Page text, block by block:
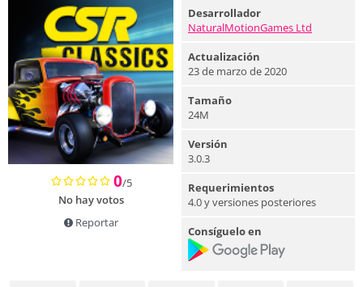
0/5
No hay votos
Reportar
Desarrollador
NaturalMotionGames Ltd
Actualización
23 de marzo de 2020
Tamaño
24M
Versión
3.0.3
Requerimientos
4.0 y versiones posteriores
Consíguelo en